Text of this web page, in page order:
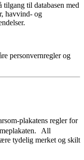
tilgang til databasen med
havvind- og
personvernreglerog
plakatens regler for
All
tydelig merket og skilt